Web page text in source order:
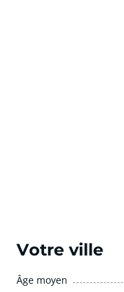
Votre ville
Âge moyen